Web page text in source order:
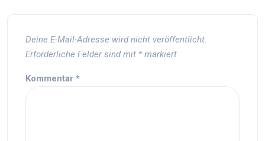
Deine E-Mail-Adresse wird nicht veröffentlicht.
Erforderliche Felder sind mit *markiert
Kommentar *